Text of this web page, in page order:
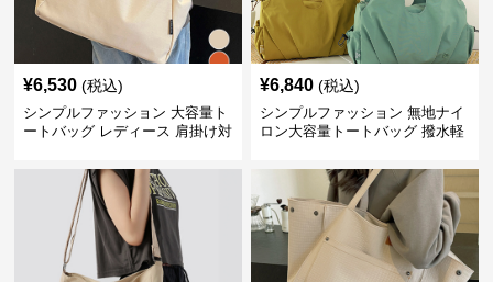
¥6,530 (税込)
シンプルファッション 大容量ト
ートバッグ レディース 肩掛け対
¥6,840 (税込)
シンプルファッション 無地ナイ
ロン大容量トートバッグ 撥水軽